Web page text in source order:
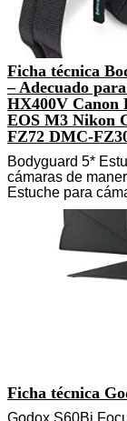
Ficha técnica
– Adecuado
HX400V Canon
EOS M3 Nikon
FZ72 DMC-
Bodyguard 5*
cámaras de
Estuche para
Ficha técnica
Godox S60Bi